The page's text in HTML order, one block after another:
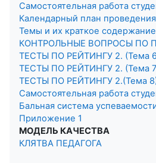
Самостоятельная работа
Календарный план проведения
Темы и их краткое
КОНТРОЛЬНЫЕ ВОПРОСЫ ПО
ТЕСТЫ ПО РЕЙТИНГУ 2. (Тема
ТЕСТЫ ПО РЕЙТИНГУ 2. (Тема
ТЕСТЫ ПО РЕЙТИНГУ 2.(Тема
Самостоятельная работа
Бальная система
Приложение 1
МОДЕЛЬ КАЧЕСТВА
КЛЯТВА ПЕДАГОГА